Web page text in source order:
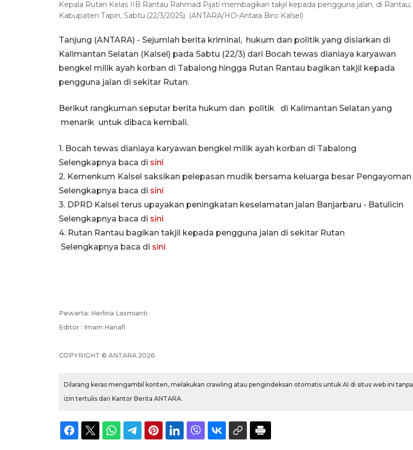
Kepala Rutan Kelas IIB Rantau Rahmad Pijati membagikan takjil kepada pengguna jalan, di Rantau,
Kabupaten Tapin, Sabtu (22/3/2025). (ANTARA/HO-Antara Biro Kalsel)
Tanjung (ANTARA) - Sejumlah berita kriminal, hukum dan politik yang disiarkan di
Kalimantan Selatan (Kalsel) pada Sabtu (22/3) dari Bocah tewas dianiaya karyawan
bengkel milik ayah korban di Tabalong hingga Rutan Rantau bagikan takjil kepada
pengguna jalan di sekitar Rutan.
Berikut rangkuman seputar berita hukum dan politik di Kalimantan Selatan yang
menarik untuk dibaca kembali.
1. Bocah tewas dianiaya karyawan bengkel milik ayah korban di Tabalong
Selengkapnya baca di sini
2. Kemenkum Kalsel saksikan pelepasan mudik bersama keluarga besar Pengayoman
Selengkapnya baca di sini
3. DPRD Kalsel terus upayakan peningkatan keselamatan jalan Banjarbaru - Batulicin
Selengkapnya baca di sini
4. Rutan Rantau bagikan takjil kepada pengguna jalan di sekitar Rutan
Selengkapnya baca di sini
Pewarta: Herlina Lasmianti
Editor : Imam Hanafi
COPYRIGHT © ANTARA 2026
Dilarang keras mengambil konten, melakukan crawling atau pengindeksan otomatis untuk AI di situs web ini tanpa
izin tertulis dari Kantor Berita ANTARA.